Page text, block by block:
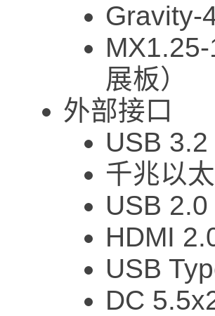
Gravity-
展板）
外部接口
USB
千兆以
USB 2.0
HDMI
USB
DC